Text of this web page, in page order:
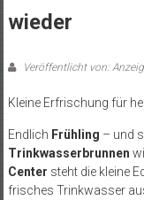
wieder
Veröffentlicht von:
Kleine Erfrischung für
Endlich Frühling – und
Trinkwasserbrunnen
Center steht die kleine
frisches Trinkwasser